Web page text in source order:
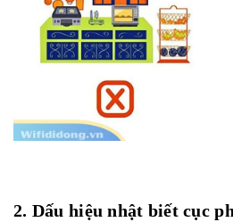
2. Dấu hiệu nhật biết cục